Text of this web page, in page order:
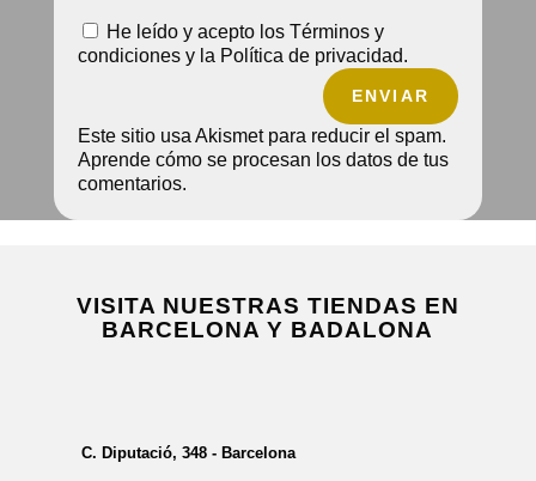
He leído y acepto los Términos y
condiciones y la Política de privacidad.
ENVIAR
Este sitio usa Akismet para reducir el spam.
Aprende cómo se procesan los datos de tus
comentarios.
VISITA NUESTRAS TIENDAS EN
BARCELONA Y BADALONA
C. Diputació, 348 - Barcelona